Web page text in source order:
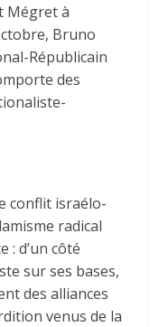
Mégret à
Bruno
Républicain
des
conflit israélo-
radical
: d’un côté
sur ses bases,
des alliances
venus de la